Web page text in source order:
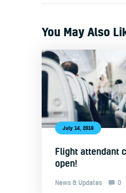
You May Also
July 14, 2019
Flight attendant
open!
News & Updates 0